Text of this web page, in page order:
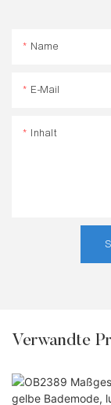
Name
E-Mail
Inhalt
Verwandte